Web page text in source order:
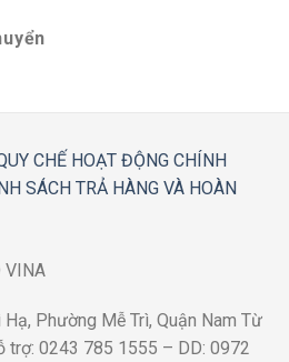
CHẾ HOẠT ĐỘNG CHÍNH
SÁCH TRẢ HÀNG VÀ HOÀN
VINA
Phường Mễ Trì, Quận Nam Từ
trợ: 0243 785 1555 – DD: 0972